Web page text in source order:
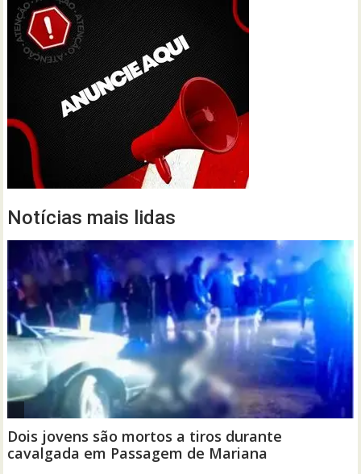
Notícias mais lidas